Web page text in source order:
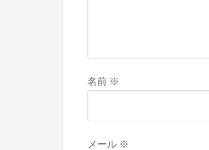
名前 ※
メール ※